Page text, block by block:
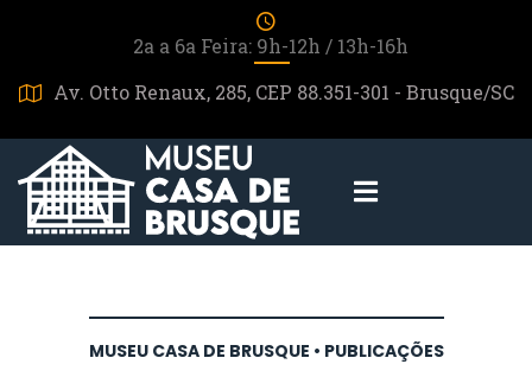
2a a 6a Feira: 9h-12h / 13h-16h
Av. Otto Renaux, 285, CEP 88.351-301 - Brusque/SC
MUSEU CASA DE BRUSQUE • PUBLICAÇÕES